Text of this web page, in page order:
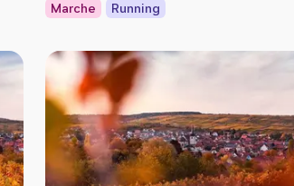
Marche Running